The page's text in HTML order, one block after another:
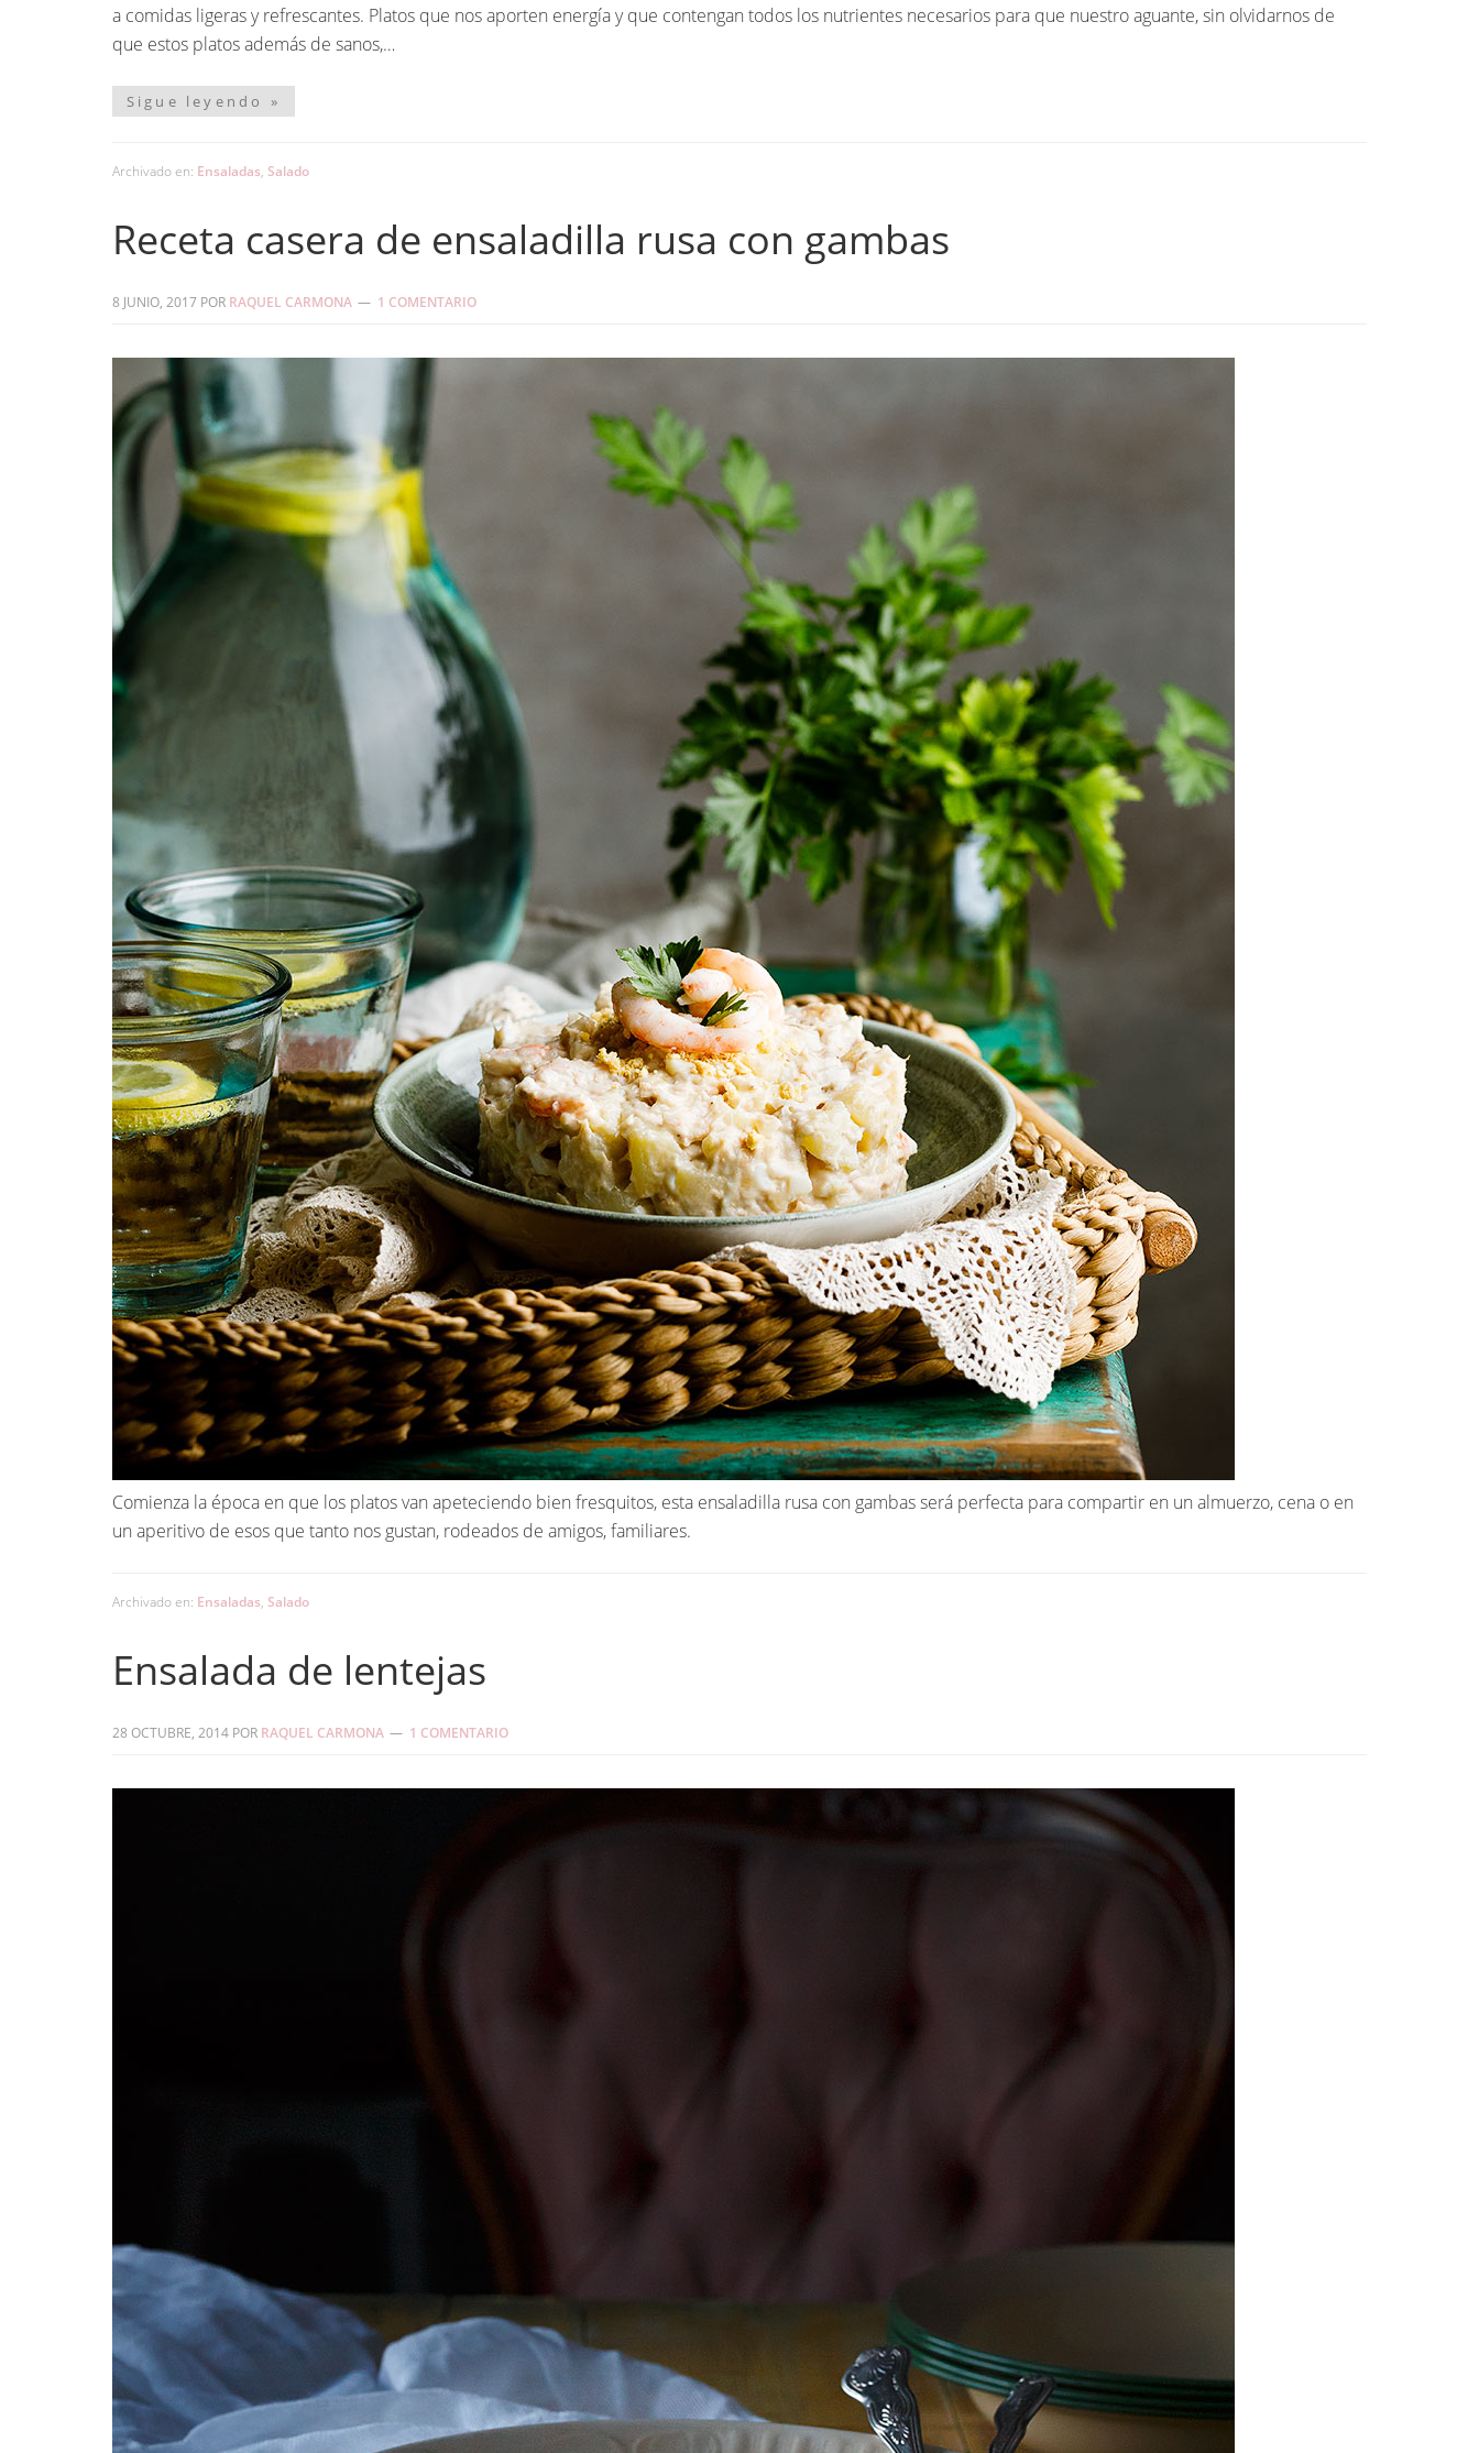
a comidas ligeras y refrescantes. Platos que nos aporten energía y que contengan todos los nutrientes necesarios para que nuestro aguante, sin olvidarnos de
que estos platos además de sanos,…
Sigue leyendo »
Archivado en: Ensaladas, Salado
Receta casera de ensaladilla rusa con gambas
8 JUNIO, 2017 POR RAQUEL CARMONA 1 COMENTARIO
Comienza la época en que los platos van apeteciendo bien fresquitos, esta ensaladilla rusa con gambas será perfecta para compartir en un almuerzo, cena o en
un aperitivo de esos que tanto nos gustan, rodeados de amigos, familiares.
Archivado en: Ensaladas, Salado
Ensalada de lentejas
28 OCTUBRE, 2014 POR RAQUEL CARMONA 1 COMENTARIO